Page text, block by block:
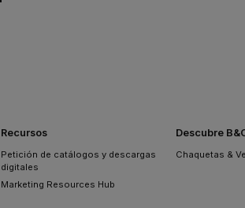
Recursos
Petición de catálogos y descargas
digitales
Marketing Resources Hub
Descubre
Chaquetas &